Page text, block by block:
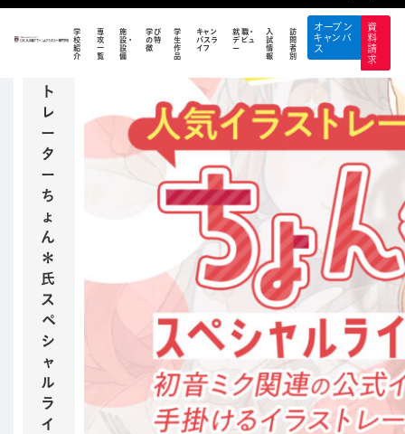
学
校
紹
介
専
攻
一
覧
施
設・
設
備
学び
の特
徴
学
生
作
品
キャン
パスラ
イフ
就職・
デビュ
ー
入
試
情
報
訪
問
者
別
オープン
キャンパ
ス
資
料
請
求
ラ
ト
レ
ー
タ
ー
ち
ょ
ん
＊
氏
ス
ペ
シ
ャ
ル
ラ
イ